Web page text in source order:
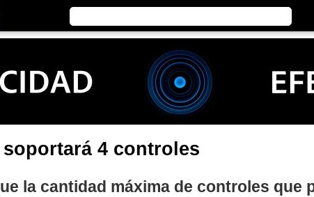
4 controles
la cantidad máxima de controles que